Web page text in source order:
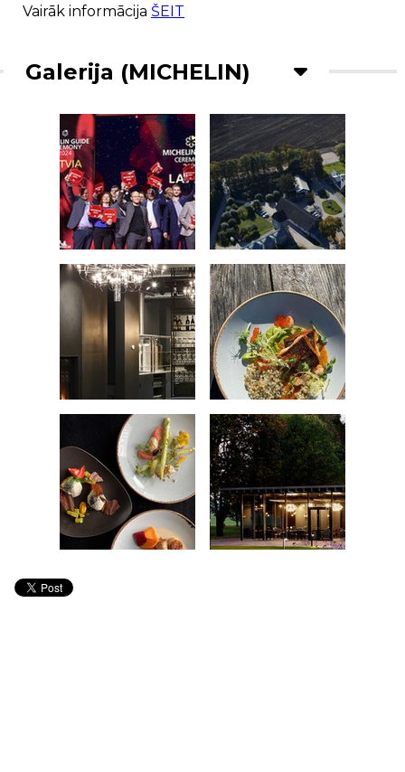
Vairāk informācija ŠEIT
Galerija (MICHELIN)